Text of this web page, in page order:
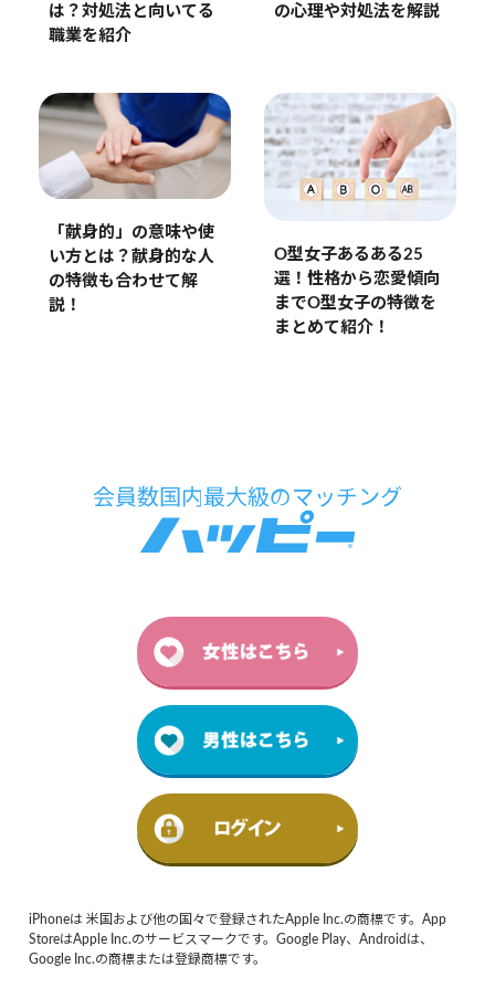
は？対処法と向いてる
職業を紹介
の心理や対処法を解説
「献身的」の意味や使
い方とは？献身的な人
の特徴も合わせて解
説！
O型女子あるある25
選！性格から恋愛傾向
までO型女子の特徴を
まとめて紹介！
iPhoneは 米国および他の国々で登録されたApple Inc.の商標です。App
StoreはApple Inc.のサービスマークです。Google Play、Androidは、
Google Inc.の商標または登録商標です。